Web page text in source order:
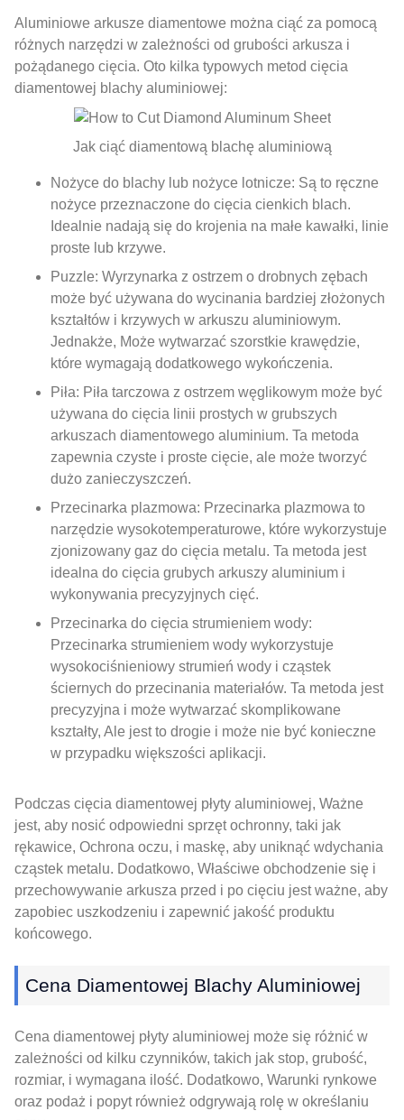
Aluminiowe arkusze diamentowe można ciąć za pomocą
różnych narzędzi w zależności od grubości arkusza i
pożądanego cięcia. Oto kilka typowych metod cięcia
diamentowej blachy aluminiowej:
Jak ciąć diamentową blachę aluminiową
Nożyce do blachy lub nożyce lotnicze: Są to ręczne
nożyce przeznaczone do cięcia cienkich blach.
Idealnie nadają się do krojenia na małe kawałki, linie
proste lub krzywe.
Puzzle: Wyrzynarka z ostrzem o drobnych zębach
może być używana do wycinania bardziej złożonych
kształtów i krzywych w arkuszu aluminiowym.
Jednakże, Może wytwarzać szorstkie krawędzie,
które wymagają dodatkowego wykończenia.
Piła: Piła tarczowa z ostrzem węglikowym może być
używana do cięcia linii prostych w grubszych
arkuszach diamentowego aluminium. Ta metoda
zapewnia czyste i proste cięcie, ale może tworzyć
dużo zanieczyszczeń.
Przecinarka plazmowa: Przecinarka plazmowa to
narzędzie wysokotemperaturowe, które wykorzystuje
zjonizowany gaz do cięcia metalu. Ta metoda jest
idealna do cięcia grubych arkuszy aluminium i
wykonywania precyzyjnych cięć.
Przecinarka do cięcia strumieniem wody:
Przecinarka strumieniem wody wykorzystuje
wysokociśnieniowy strumień wody i cząstek
ściernych do przecinania materiałów. Ta metoda jest
precyzyjna i może wytwarzać skomplikowane
kształty, Ale jest to drogie i może nie być konieczne
w przypadku większości aplikacji.
Podczas cięcia diamentowej płyty aluminiowej, Ważne
jest, aby nosić odpowiedni sprzęt ochronny, taki jak
rękawice, Ochrona oczu, i maskę, aby uniknąć wdychania
cząstek metalu. Dodatkowo, Właściwe obchodzenie się i
przechowywanie arkusza przed i po cięciu jest ważne, aby
zapobiec uszkodzeniu i zapewnić jakość produktu
końcowego.
Cena Diamentowej Blachy Aluminiowej
Cena diamentowej płyty aluminiowej może się różnić w
zależności od kilku czynników, takich jak stop, grubość,
rozmiar, i wymagana ilość. Dodatkowo, Warunki rynkowe
oraz podaż i popyt również odgrywają rolę w określaniu